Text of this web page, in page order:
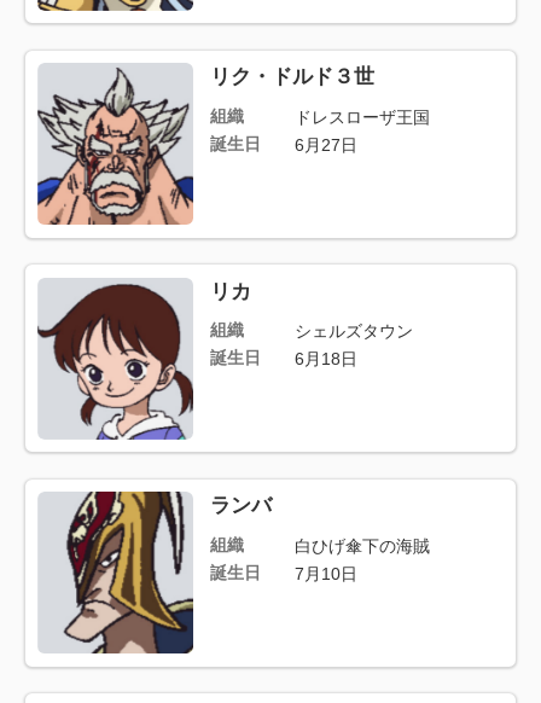
リク・ドルド３世
組織
ドレスローザ王国
誕生日
6月27日
リカ
組織
シェルズタウン
誕生日
6月18日
ランバ
組織
白ひげ傘下の海賊
誕生日
7月10日